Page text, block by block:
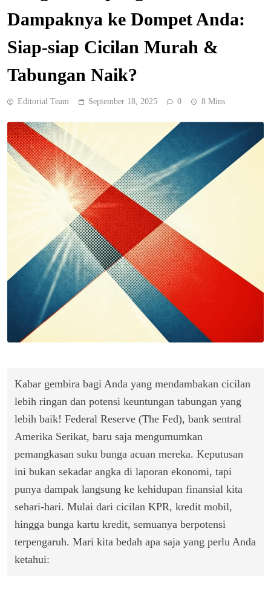
Dampaknya ke Dompet Anda:
Siap-siap Cicilan Murah &
Tabungan Naik?
Editorial Team September 18, 2025 0 8 Mins
Kabar gembira bagi Anda yang mendambakan cicilan
lebih ringan dan potensi keuntungan tabungan yang
lebih baik! Federal Reserve (The Fed), bank sentral
Amerika Serikat, baru saja mengumumkan
pemangkasan suku bunga acuan mereka. Keputusan
ini bukan sekadar angka di laporan ekonomi, tapi
punya dampak langsung ke kehidupan finansial kita
sehari-hari. Mulai dari cicilan KPR, kredit mobil,
hingga bunga kartu kredit, semuanya berpotensi
terpengaruh. Mari kita bedah apa saja yang perlu Anda
ketahui: